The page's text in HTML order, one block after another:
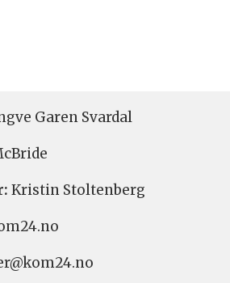
Garen Svardal
Kristin Stoltenberg